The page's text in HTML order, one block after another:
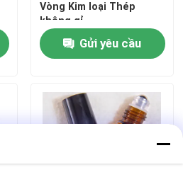
Vòng Kim loại Thép
không gỉ
Gửi yêu cầu